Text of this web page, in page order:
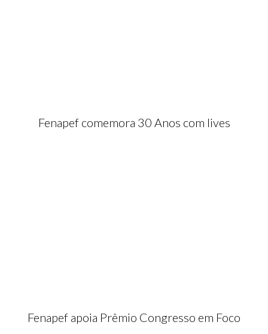
Fenapef comemora 30 Anos com lives
Fenapef apoia Prêmio Congresso em Foco